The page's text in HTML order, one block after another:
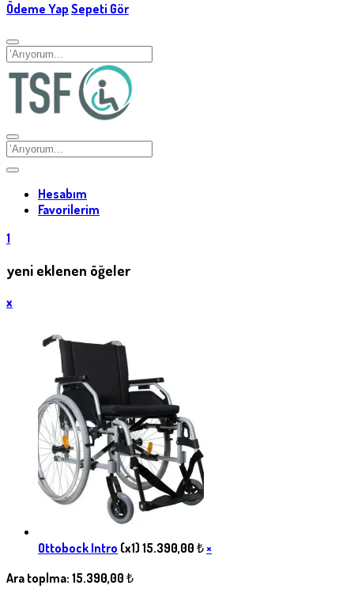
Ödeme Yap Sepeti Gör
Hesabım
Favorilerim
1
yeni eklenen öğeler
x
Ottobock Intro (x1) 15.390,00 ₺ ×
Ara toplma: 15.390,00 ₺